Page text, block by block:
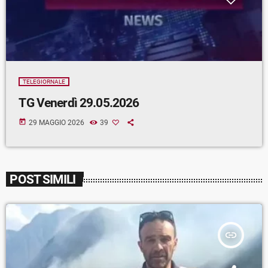
TELEGIORNALE
TG Venerdì 29.05.2026
today 29 MAGGIO 2026 39
POST SIMILI
insert_link